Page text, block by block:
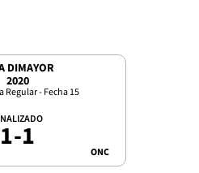
DIMAYOR
2020
Regular - Fecha 15
1-1 ONC